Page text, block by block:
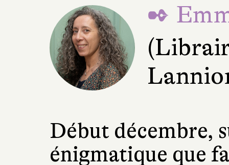
✒
Début décembre,
énigmatique que